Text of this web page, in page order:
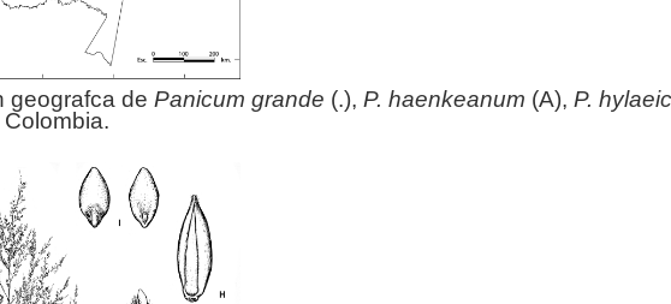
geografca dePanicum grande (.),P. haenkeanum (A),P.
Colombia.